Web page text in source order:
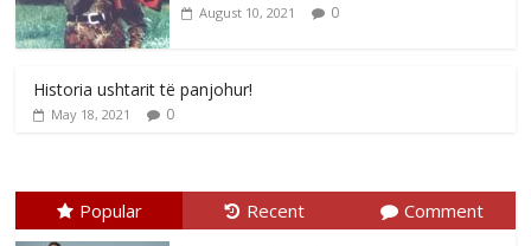
August 10, 2021 0
Historia ushtarit të panjohur!
May 18, 2021 0
Popular Recent Comment